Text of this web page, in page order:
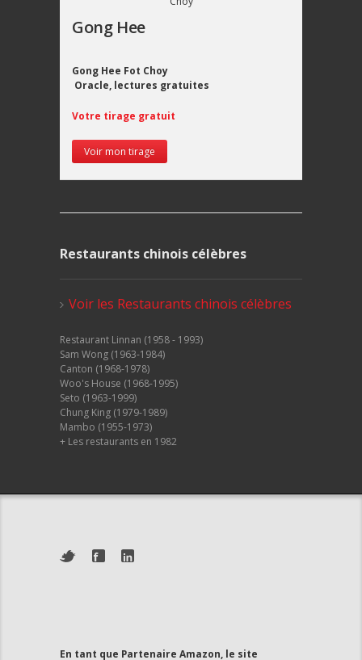
Gong Hee
Gong Hee Fot Choy
Oracle, lectures gratuites
Votre tirage gratuit
Voir mon tirage
Restaurants chinois célèbres
Voir les Restaurants chinois célèbres
Restaurant Linnan (1958 - 1993)
Sam Wong (1963-1984)
Canton (1968-1978)
Woo's House (1968-1995)
Seto (1963-1999)
Chung King (1979-1989)
Mambo (1955-1973)
+ Les restaurants en 1982
En tant que Partenaire Amazon, le site